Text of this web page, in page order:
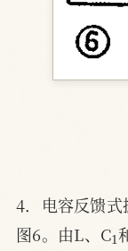
4．电容反馈
图6。由L、C1